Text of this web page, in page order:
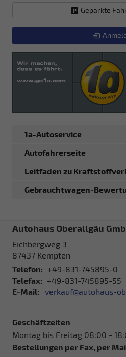
Geparkte
1a-Autoservice
Autofahrerseite
Leitfaden zu
Gebrauchtwagen-
Autohaus Oberallgäu
Eichbergweg 3
87437 Kempten
Telefon: +49-831-745895-0
Telefax: +49-831-745895-55
E-Mail:
verkauf@autohaus-
Geschäftzeiten
Montag bis Freitag 08:00 -
Bestellungen per Fax, per